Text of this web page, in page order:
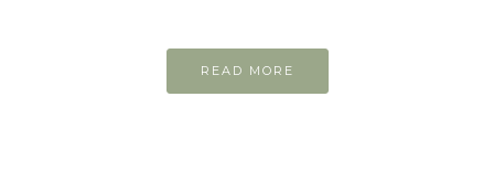
READ MORE